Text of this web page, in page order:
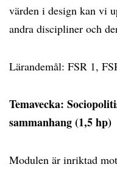
värden i design kan vi
andra discipliner och
Lärandemål: FSR 1,
Temavecka:
sammanhang (1,5 hp)
Modulen är inriktad